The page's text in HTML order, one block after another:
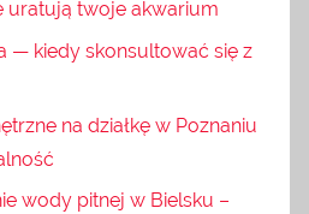
uratują twoje akwarium
— kiedy skonsultować się z
na działkę w Poznaniu
wody pitnej w Bielsku –